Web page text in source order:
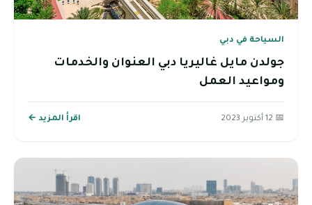
السياحة في دبي
جولدن مايل غاليريا دبي العنوان والخدمات
ومواعيد العمل
📅 12 أكتوبر 2023 اقرأ المزيد ←